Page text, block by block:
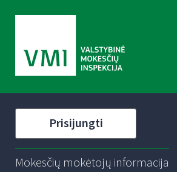
Prisijungti
Mokesčių mokėtojų informacija